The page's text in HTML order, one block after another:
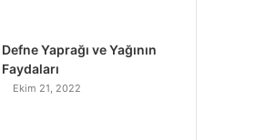
Defne Yaprağı ve Yağının
Faydaları
Ekim 21, 2022